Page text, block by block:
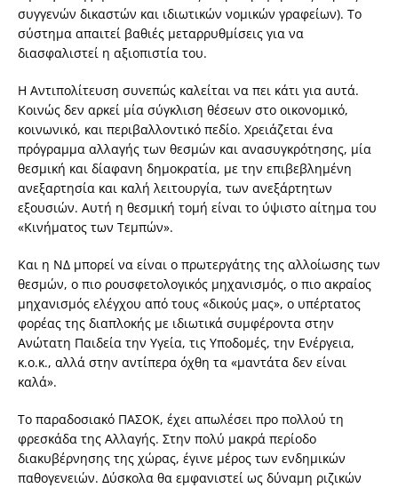
συγγενών δικαστών και ιδιωτικών νομικών γραφείων). Το
σύστημα απαιτεί βαθιές μεταρρυθμίσεις για να
διασφαλιστεί η αξιοπιστία του.
Η Αντιπολίτευση συνεπώς καλείται να πει κάτι για αυτά.
Κοινώς δεν αρκεί μία σύγκλιση θέσεων στο οικονομικό,
κοινωνικό, και περιβαλλοντικό πεδίο. Χρειάζεται ένα
πρόγραμμα αλλαγής των θεσμών και ανασυγκρότησης, μία
θεσμική και δίαφανη δημοκρατία, με την επιβεβλημένη
ανεξαρτησία και καλή λειτουργία, των ανεξάρτητων
εξουσιών. Αυτή η θεσμική τομή είναι το ύψιστο αίτημα του
«Κινήματος των Τεμπών».
Και η ΝΔ μπορεί να είναι ο πρωτεργάτης της αλλοίωσης των
θεσμών, ο πιο ρουσφετολογικός μηχανισμός, ο πιο ακραίος
μηχανισμός ελέγχου από τους «δικούς μας», ο υπέρτατος
φορέας της διαπλοκής με ιδιωτικά συμφέροντα στην
Ανώτατη Παιδεία την Υγεία, τις Υποδομές, την Ενέργεια,
κ.ο.κ., αλλά στην αντίπερα όχθη τα «μαντάτα δεν είναι
καλά».
Το παραδοσιακό ΠΑΣΟΚ, έχει απωλέσει προ πολλού τη
φρεσκάδα της Αλλαγής. Στην πολύ μακρά περίοδο
διακυβέρνησης της χώρας, έγινε μέρος των ενδημικών
παθογενειών. Δύσκολα θα εμφανιστεί ως δύναμη ριζικών